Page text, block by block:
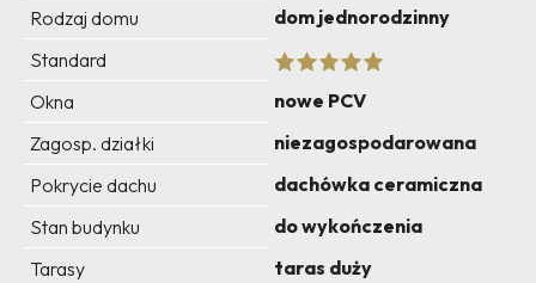
Rodzaj domu
dom jednorodzinny
Standard
Okna
nowe PCV
Zagosp. działki
niezagospodarowana
Pokrycie dachu
dachówka ceramiczna
Stan budynku
do wykończenia
Tarasy
taras duży